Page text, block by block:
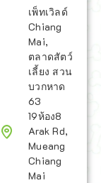
เพ็ทเวิลด์
Chiang
Mai,
ตลาดสัตว์
เลี้ยง สวน
บวกหาด
63
19ห้อง8
Arak Rd,
Mueang
Chiang
Mai